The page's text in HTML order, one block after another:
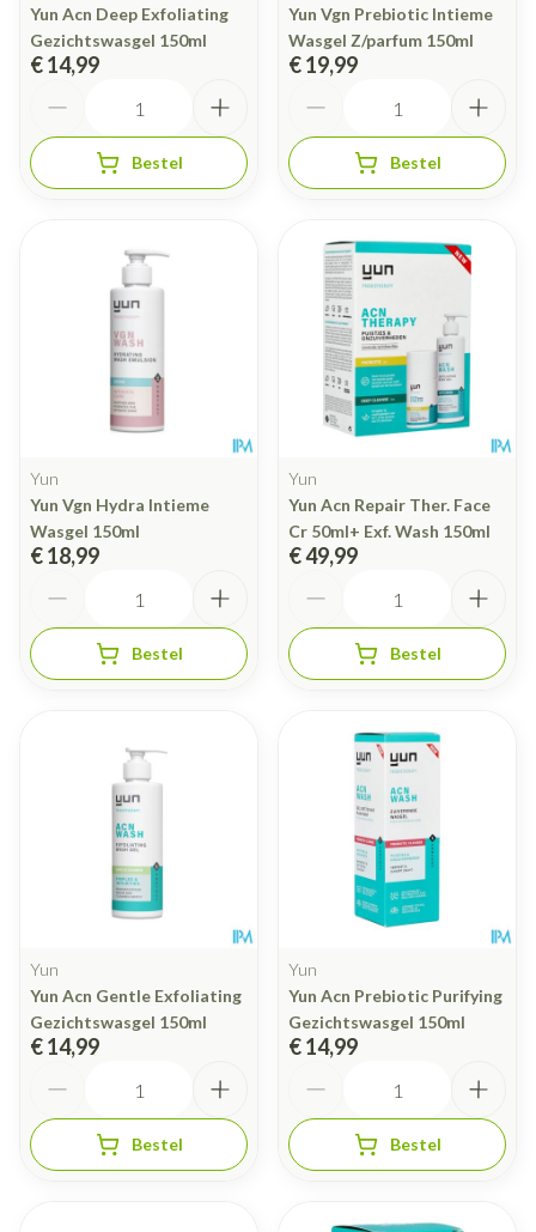
Yun Acn Deep Exfoliating
Gezichtswasgel 150ml
€ 14,99
Bestel
Yun Vgn Prebiotic Intieme
Wasgel Z/parfum 150ml
€ 19,99
Bestel
Yun
Yun Vgn Hydra Intieme
Wasgel 150ml
€ 18,99
Bestel
Yun
Yun Acn Repair Ther. Face
Cr 50ml+ Exf. Wash 150ml
€ 49,99
Bestel
Yun
Yun Acn Gentle Exfoliating
Gezichtswasgel 150ml
€ 14,99
Bestel
Yun
Yun Acn Prebiotic Purifying
Gezichtswasgel 150ml
€ 14,99
Bestel